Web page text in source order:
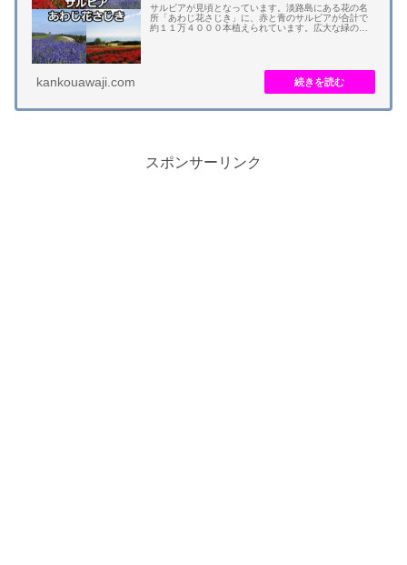
サルビアが見頃となっています。淡路島にある花の名
所「あわじ花さじき」に、赤と青のサルビアが合計で
約１１万４０００本植えられています。広大な緑の芝
kankouawaji.com
スポンサーリンク